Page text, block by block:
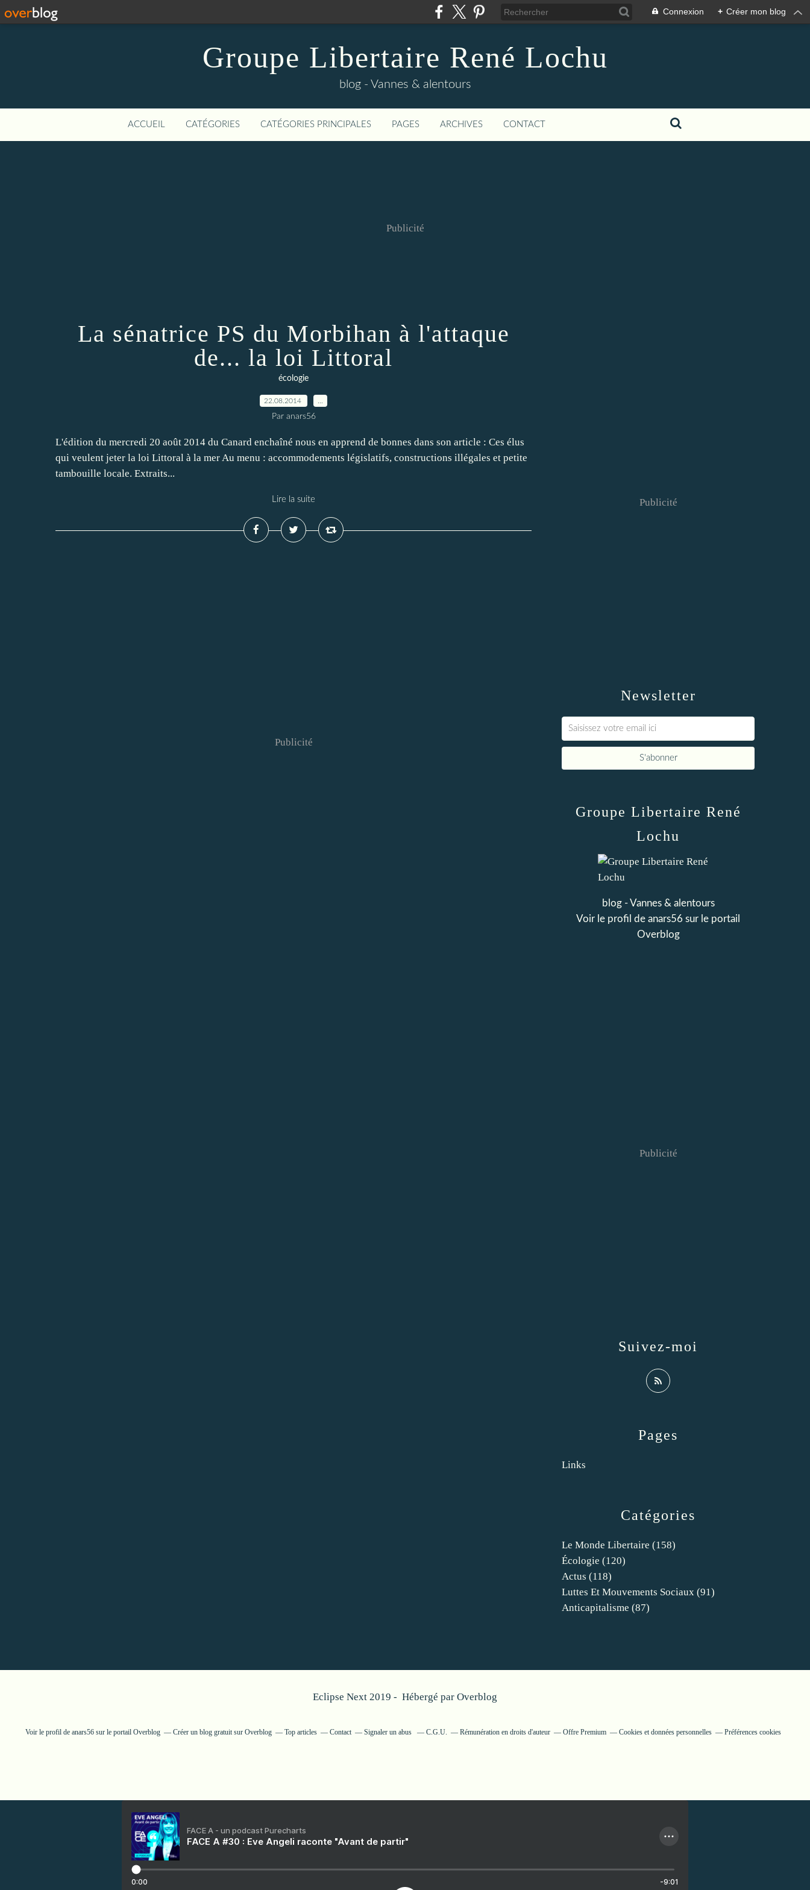
Connexion + Créer mon blog
Groupe Libertaire René Lochu
blog - Vannes & alentours
ACCUEIL CATÉGORIES CATÉGORIES PRINCIPALES PAGES ARCHIVES CONTACT
Publicité
La sénatrice PS du Morbihan à l'attaque
de... la loi Littoral
écologie
22.08.2014
Par anars56
L'édition du mercredi 20 août 2014 du Canard enchaîné nous en apprend de bonnes dans son article : Ces élus
qui veulent jeter la loi Littoral à la mer Au menu : accommodements législatifs, constructions illégales et petite
tambouille locale. Extraits...
Lire la suite
Publicité
Newsletter
Publicité
Catégories
Le Monde Libertaire (158)
Écologie (120)
Actus (118)
Luttes Et Mouvements Sociaux (91)
Anticapitalisme (87)
Pages
Links
Groupe Libertaire René
Lochu
blog - Vannes & alentours
Voir le profil de anars56 sur le portail
Overblog
Suivez-moi
Publicité
Eclipse Next 2019 - Hébergé par Overblog
Voir le profil de anars56 sur le portail Overblog Créer un blog gratuit sur Overblog Top articles Contact Signaler un abus C.G.U. Rémunération en droits d'auteur Offre Premium Cookies et données personnelles Préférences cookies
FACE A - un podcast Purecharts
FACE A #30 : Eve Angeli raconte "Avant de partir"
0:00 -9:01